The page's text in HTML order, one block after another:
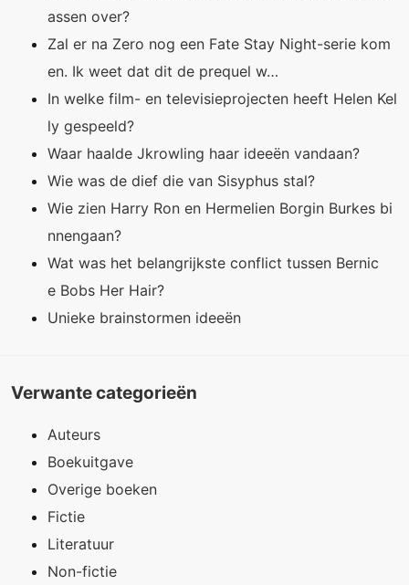
assen over?
Zal er na Zero nog een Fate Stay Night-serie kom
en. Ik weet dat dit de prequel w…
In welke film- en televisieprojecten heeft Helen Kel
ly gespeeld?
Waar haalde Jkrowling haar ideeën vandaan?
Wie was de dief die van Sisyphus stal?
Wie zien Harry Ron en Hermelien Borgin Burkes bi
nnengaan?
Wat was het belangrijkste conflict tussen Bernic
e Bobs Her Hair?
Unieke brainstormen ideeën
Verwante categorieën
Auteurs
Boekuitgave
Overige boeken
Fictie
Literatuur
Non-fictie